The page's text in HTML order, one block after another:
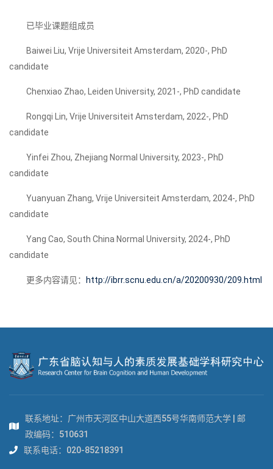
已毕业课题组成员
Baiwei Liu, Vrije Universiteit Amsterdam, 2020-, PhD
candidate
Chenxiao Zhao, Leiden University, 2021-, PhD candidate
Rongqi Lin, Vrije Universiteit Amsterdam, 2022-, PhD
candidate
Yinfei Zhou, Zhejiang Normal University, 2023-, PhD
candidate
Yuanyuan Zhang, Vrije Universiteit Amsterdam, 2024-, PhD
candidate
Yang Cao, South China Normal University, 2024-, PhD
candidate
更多内容请见： http://ibrr.scnu.edu.cn/a/20200930/209.html
联系地址：广州市天河区中山大道西55号华南师范大学 | 邮
政编码：510631
联系电话：020-85218391